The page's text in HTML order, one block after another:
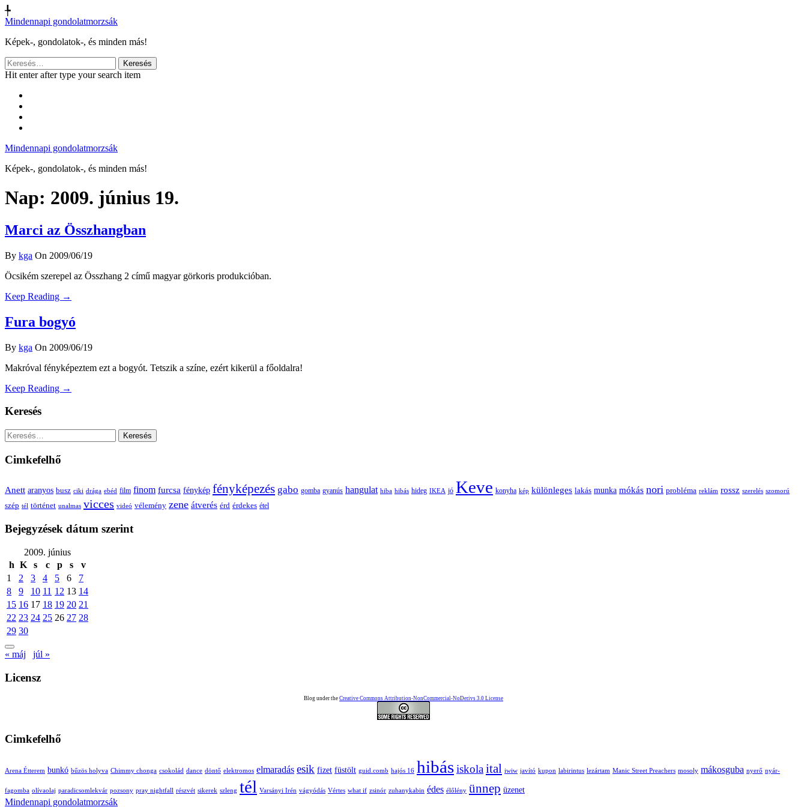
╄
Mindennapi gondolatmorzsák
Képek-, gondolatok-, és minden más!
Keresés:
Hit enter after type your search item
Mindennapi gondolatmorzsák
Képek-, gondolatok-, és minden más!
Nap: 2009. június 19.
Marci az Összhangban
By kga On 2009/06/19
Öcsikém szerepel az Összhang 2 című magyar görkoris produkcióban.
Keep Reading →
Fura bogyó
By kga On 2009/06/19
Makróval fényképeztem ezt a bogyót. Tetszik a színe, ezért kikerül a főoldalra!
Keep Reading →
Keresés
Keresés:
Cimkefelhő
Anett aranyos busz ciki drága ebéd film finom furcsa fénykép fényképezés gabo gomba gyanús hangulat hiba hibás hideg IKEA jó Keve konyha kép különleges lakás munka mókás nori probléma reklám rossz szerelés szomorú
szép tél történet unalmas vicces videó vélemény zene átverés érd érdekes étel
Bejegyzések dátum szerint
2009. június
h K s c p s
v
1
2 3 4 5 6
7
8
9 10 11 12 13 14
15 16 17 18 19 20 21
22 23 24 25 26 27 28
29 30
« máj júl »
Licensz
Blog under the Creative Commons Attribution-NonCommercial-NoDerivs 3.0 License
Cimkefelhő
Arena Étterem bunkó bűzös holyva Chimmy chonga csokolád dance döntő elektromos elmaradás esik fizet füstölt guid.comb hajós 16 hibásiskolaital iwiw javító kupon labirintus lezártam Manic Street Preachers mosoly mákosguba nyerő nyár-
fagomba olívaolaj paradicsomlekvár pozsony pray nightfall részvét sikerek szleng tél Varsányi Irén vágyódás Vértes what if zsinór zuhanykabin édes élőlény ünnep üzenet
Mindennapi gondolatmorzsák